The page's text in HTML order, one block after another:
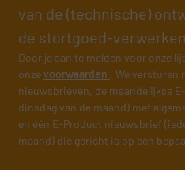
van de (technische)
de stortgoed-
Door je aan te melden voor onze
onzevoorwaarden . We versturen
nieuwsbrieven, de maandelijkse
dinsdag van de maand) met
en één E-Product nieuwsbrief
maand) die gericht is op een